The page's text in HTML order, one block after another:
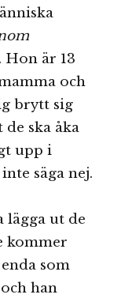
Hon är 13
och
brytt sig
ska åka
upp i
säga nej.
lägga ut de
kommer
som
han